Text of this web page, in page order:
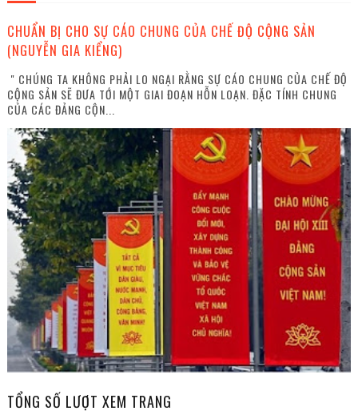
CHUẨN BỊ CHO SỰ CÁO CHUNG CỦA CHẾ ĐỘ CỘNG SẢN
(NGUYỄN GIA KIỂNG)
" CHÚNG TA KHÔNG PHẢI LO NGẠI RẰNG SỰ CÁO CHUNG CỦA CHẾ ĐỘ
CỘNG SẢN SẼ ĐƯA TỚI MỘT GIAI ĐOẠN HỖN LOẠN. ĐẶC TÍNH CHUNG
CỦA CÁC ĐẢNG CỘN...
TỔNG SỐ LƯỢT XEM TRANG